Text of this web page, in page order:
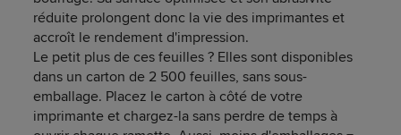
réduite prolongent donc la vie des imprimantes et
accroît le rendement d'impression.
Le petit plus de ces feuilles ? Elles sont disponibles
dans un carton de 2 500 feuilles, sans sous-
emballage. Placez le carton à côté de votre
imprimante et chargez-la sans perdre de temps à